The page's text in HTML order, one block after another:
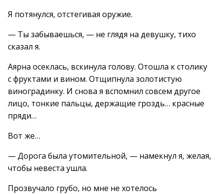
Я потянулся, отстегивая оружие.
— Ты забываешься, — не глядя на девушку, тихо
сказал я.
Аярна осеклась, вскинула голову. Отошла к столику
с фруктами и вином. Отщипнула золотистую
виноградинку. И снова я вспомнил совсем другое
лицо, тонкие пальцы, держащие гроздь… красные
пряди…
Вот же…
— Дорога была утомительной, — намекнул я, желая,
чтобы невеста ушла.
Прозвучало грубо, но мне не хотелось